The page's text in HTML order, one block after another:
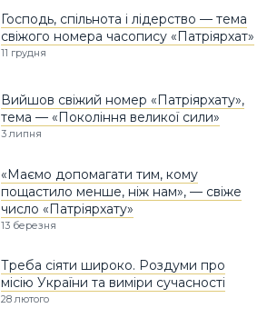
Господь, спільнота і лідерство — тема
свіжого номера часопису «Патріярхат»
11 грудня
Вийшов свіжий номер «Патріярхату»,
тема — «Покоління великої сили»
3 липня
«Маємо допомагати тим, кому
пощастило менше, ніж нам», — свіже
число «Патріярхату»
13 березня
Треба сіяти широко. Роздуми про
місію України та виміри сучасності
28 лютого